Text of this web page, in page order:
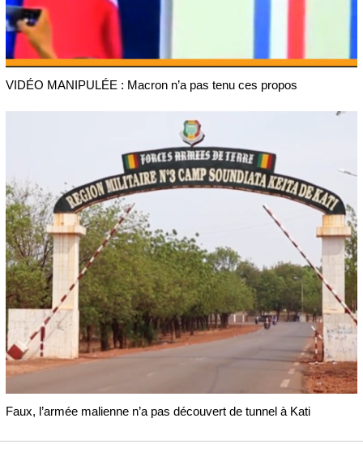
VIDÉO MANIPULÉE : Macron n’a pas tenu ces propos
Faux, l’armée malienne n’a pas découvert de tunnel à Kati